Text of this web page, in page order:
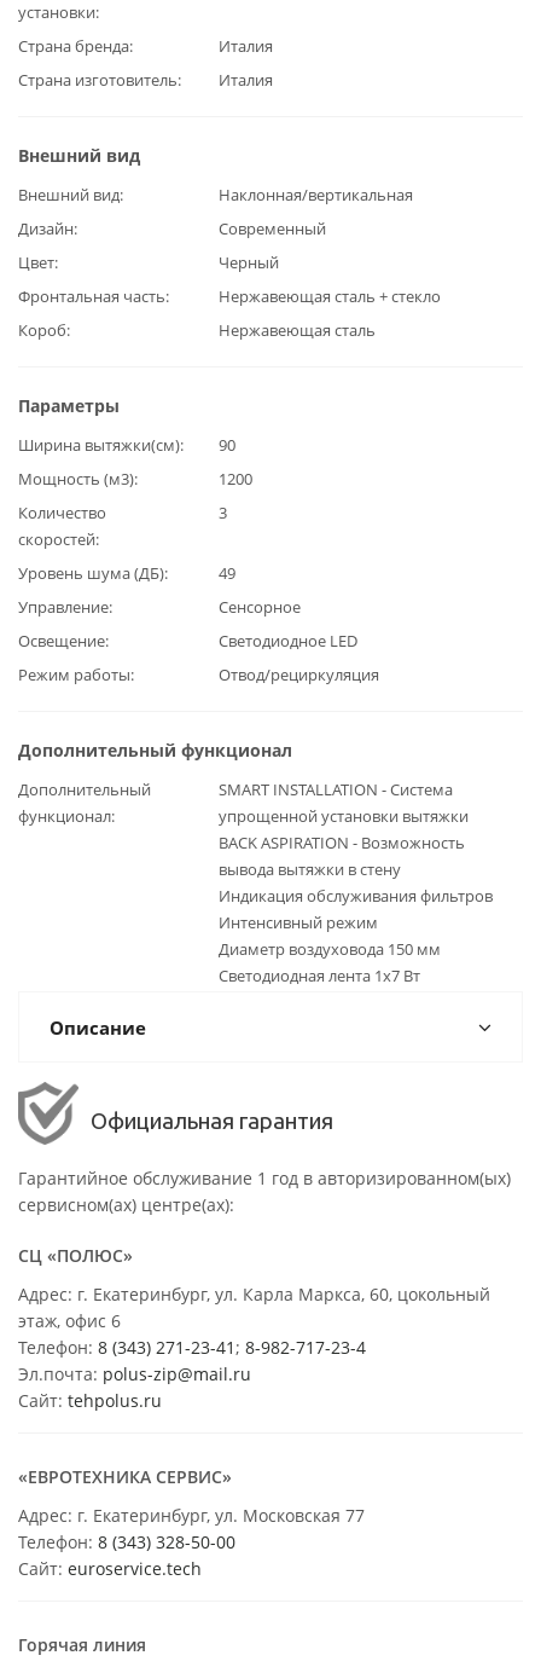
установки
Страна бренда
Италия
Страна изготовитель
Италия
Внешний вид
Внешний вид
Наклонная/вертикальная
Дизайн
Современный
Цвет
Черный
Фронтальная часть
Нержавеющая сталь + стекло
Короб
Нержавеющая сталь
Параметры
Ширина вытяжки(см)
90
Мощность (м3)
1200
Количество
скоростей
3
Уровень шума (ДБ)
49
Управление
Сенсорное
Освещение
Светодиодное LED
Режим работы
Отвод/рециркуляция
Дополнительный функционал
Дополнительный
функционал
SMART INSTALLATION - Система
упрощенной установки вытяжки
BACK ASPIRATION - Возможность
вывода вытяжки в стену
Индикация обслуживания фильтров
Интенсивный режим
Диаметр воздуховода 150 мм
Светодиодная лента 1x7 Вт
Описание
Официальная гарантия
Гарантийное обслуживание 1 год в авторизированном(ых)
сервисном(ах) центре(ах):
СЦ «ПОЛЮС»
Адрес: г. Екатеринбург, ул. Карла Маркса, 60, цокольный
этаж, офис 6
Телефон: 8 (343) 271-23-41; 8-982-717-23-4
Эл.почта: polus-zip@mail.ru
Сайт: tehpolus.ru
«ЕВРОТЕХНИКА СЕРВИС»
Адрес: г. Екатеринбург, ул. Московская 77
Телефон: 8 (343) 328-50-00
Сайт: euroservice.tech
Горячая линия